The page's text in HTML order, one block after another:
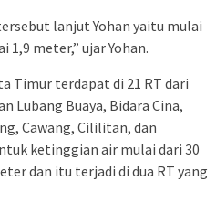
lanjut Yohan yaitu mulai
meter,” ujar Yohan.
Timur terdapat di 21 RT dari
Lubang Buaya, Bidara Cina,
Cawang, Cililitan, dan
ketinggian air mulai dari 30
dan itu terjadi di dua RT yang